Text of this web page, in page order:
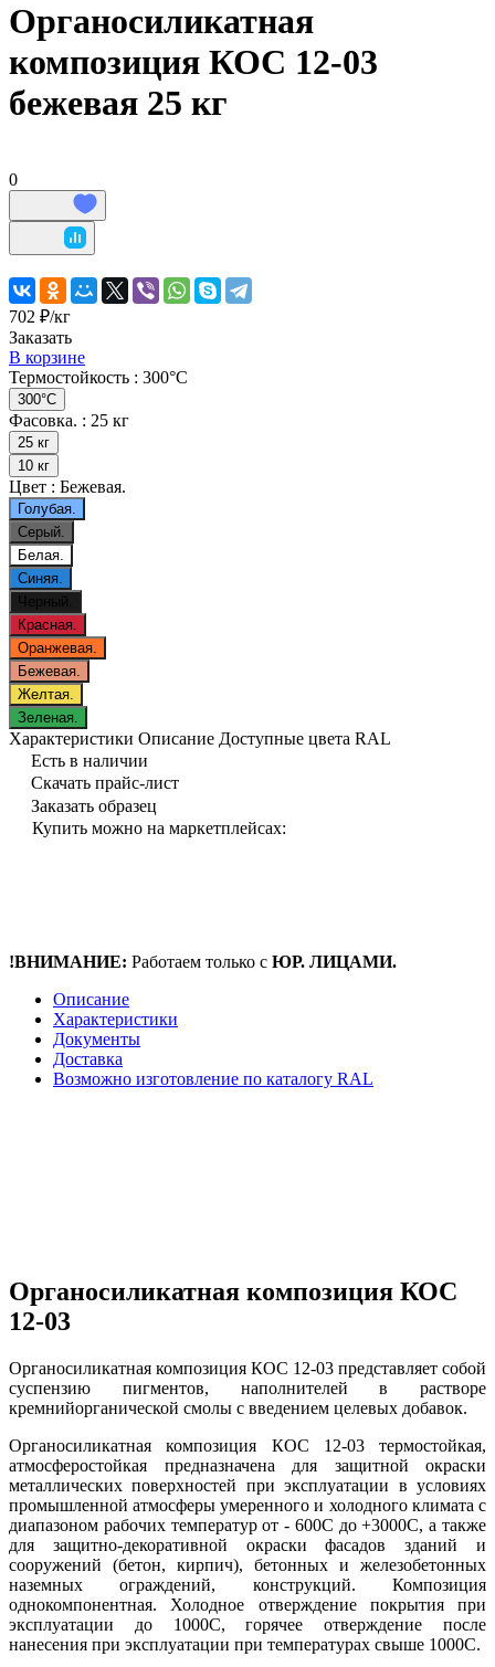
Органосиликатная
композиция КОС 12-03
бежевая 25 кг
0
702 ₽/кг
Заказать
В корзине
Термостойкость : 300°С
300°С
Фасовка. : 25 кг
25 кг
10 кг
Цвет : Бежевая.
Голубая.
Серый.
Белая.
Синяя.
Черный.
Красная.
Оранжевая.
Бежевая.
Желтая.
Зеленая.
Характеристики Описание Доступные цвета RAL
Есть в наличии
Скачать прайс-лист
Заказать образец
Купить можно на маркетплейсах:
!ВНИМАНИЕ: Работаем только с ЮР. ЛИЦАМИ.
Описание
Характеристики
Документы
Доставка
Возможно изготовление по каталогу RAL
Органосиликатная композиция КОС
12-03
Органосиликатная композиция КОС 12-03 представляет собой
суспензию пигментов, наполнителей в растворе
кремнийорганической смолы с введением целевых добавок.
Органосиликатная композиция КОС 12-03 термостойкая,
атмосферостойкая предназначена для защитной окраски
металлических поверхностей при эксплуатации в условиях
промышленной атмосферы умеренного и холодного климата с
диапазоном рабочих температур от - 600С до +3000С, а также
для защитно-декоративной окраски фасадов зданий и
сооружений (бетон, кирпич), бетонных и железобетонных
наземных ограждений, конструкций. Композиция
однокомпонентная. Холодное отверждение покрытия при
эксплуатации до 1000С, горячее отверждение после
нанесения при эксплуатации при температурах свыше 1000С.